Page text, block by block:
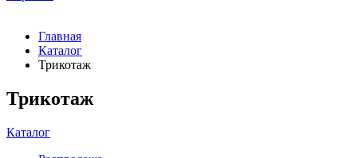
Главная
Каталог
Трикотаж
Трикотаж
Каталог